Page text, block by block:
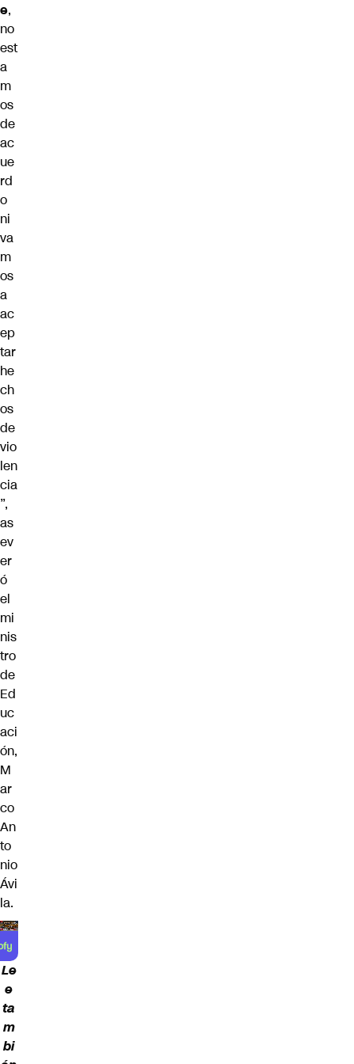
e,
no
est
a
m
os
de
ac
ue
rd
o
ni
va
m
os
a
ac
ep
tar
he
ch
os
de
vio
len
cia
”,
as
ev
er
ó
el
mi
nis
tro
de
Ed
uc
aci
ón,
M
ar
co
An
to
nio
Ávi
la.
Le
e
ta
m
bi